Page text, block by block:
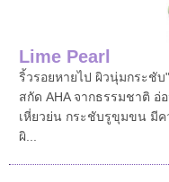
Lime Pearl
ริ้วรอยหายไป ผิวนุ่มกระชับ
สกัด AHA จากธรรมชาติ อ่
เหี่ยวย่น กระชับรูขุมขน มีค
ผิ...